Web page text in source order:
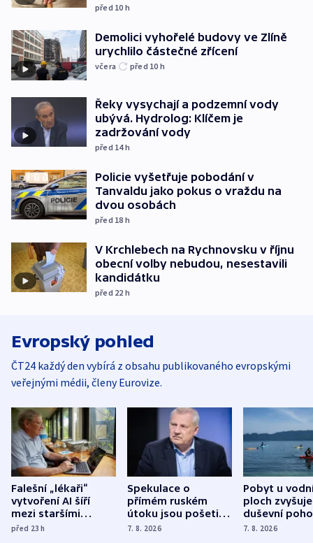
před 10 h
Demolici vyhořelé budovy ve Zlíně
urychlilo částečné zřícení
včera před 10 h
Řeky vysychají a podzemní vody
ubývá. Hydrolog: Klíčem je
zadržování vody
před 14h
Policie vyšetřuje pobodání v
Tanvaldu jako pokus o vraždu na
dvou osobách
před 18 h
V Krchlebech na Rychnovsku v říjnu
obecní volby nebudou, nesestavili
kandidátku
před 22 h
Evropský pohled
ČT24 každý den vybírá z obsahu publikovaného evropskými
veřejnými médii, členy Eurovize.
Falešní „lékaři“
vytvoření AI šíří
mezi staršími
Poláky nebezpečné
před 23h
Spekulace o
přímém ruském
útoku jsou pošetilé,
míní estonský
7. 8. 2026
Pobyt u
ploch zvyšuje
duševní
ukázala
7. 8. 2026